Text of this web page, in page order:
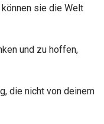
sie die Welt
und zu hoffen,
die nicht von deinem